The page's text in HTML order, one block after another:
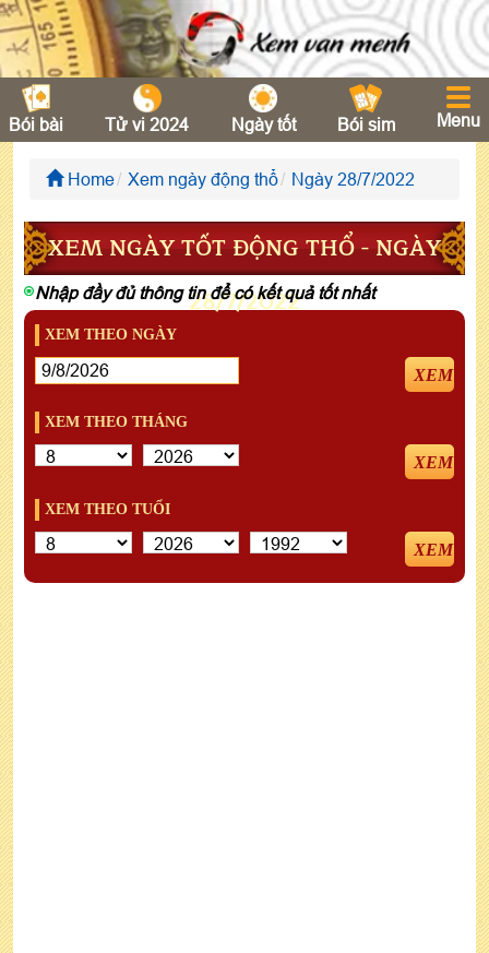
Bói bài Tử vi 2024 Ngày tốt Bói sim Menu
Home Xem ngày động thổ Ngày 28/7/2022
XEM NGÀY TỐT ĐỘNG THỔ - NGÀY
28/7/2022
Nhập đầy đủ thông tin để có kết quả tốt nhất
XEM THEO NGÀY
XEM
XEM THEO THÁNG
XEM
XEM THEO TUỔI
XEM